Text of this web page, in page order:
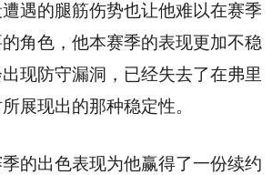
遇的腿筋伤势也让他难以在赛季
角色，他本赛季的表现更加不稳
现防守漏洞，已经失去了在弗里
展现出的那种稳定性。
的出色表现为他赢得了一份续约